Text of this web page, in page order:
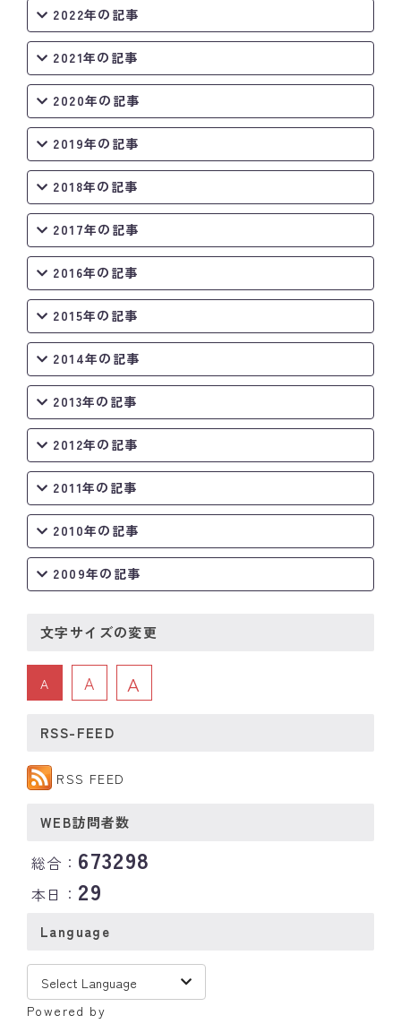
2022年の記事
2021年の記事
2020年の記事
2019年の記事
2018年の記事
2017年の記事
2016年の記事
2015年の記事
2014年の記事
2013年の記事
2012年の記事
2011年の記事
2010年の記事
2009年の記事
文字サイズの変更
A A A
RSS-FEED
RSS FEED
WEB訪問者数
総合： 673298
本日： 29
Language
Powered by